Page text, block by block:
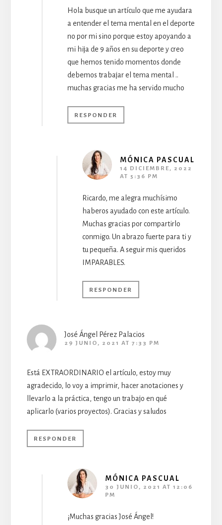
Hola busque un artículo que me ayudara
a entender el tema mental en el deporte
no por mi sino porque estoy apoyando a
mi hija de 9 años en su deporte y creo
que hemos tenido momentos donde
debemos trabajar el tema mental ..
muchas gracias me ha servido mucho
RESPONDER
MÓNICA PASCUAL
14 DICIEMBRE, 2022
AT 5:36 PM
Ricardo, me alegra muchísimo
haberos ayudado con este artículo.
Muchas gracias por compartirlo
conmigo. Un abrazo fuerte para ti y
tu pequeña. A seguir mis queridos
IMPARABLES.
RESPONDER
José Ángel Pérez Palacios
29 JUNIO, 2021 AT 7:33 PM
Está EXTRAORDINARIO el artículo, estoy muy
agradecido, lo voy a imprimir, hacer anotaciones y
llevarlo a la práctica, tengo un trabajo en qué
aplicarlo (varios proyectos). Gracias y saludos
RESPONDER
MÓNICA PASCUAL
30 JUNIO, 2021 AT 12:06
PM
¡Muchas gracias José Ángel!